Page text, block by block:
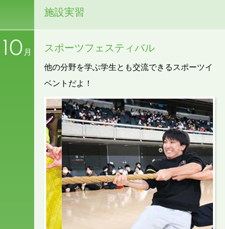
施設実習
10 月 スポーツフェスティバル
他の分野を学ぶ学生とも交流できるスポーツイ
ベントだよ！